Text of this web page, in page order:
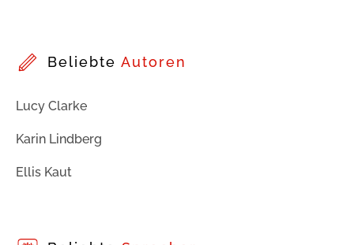
Beliebte Autoren
Lucy Clarke
Karin Lindberg
Ellis Kaut